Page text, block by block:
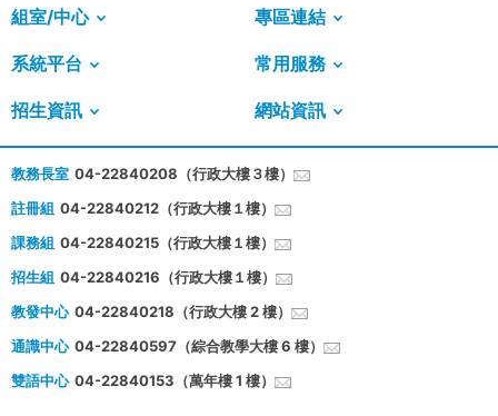
組室/中心 專區連結
系統平台 常用服務
招生資訊 網站資訊
教務長室 04-22840208（行政大樓３樓）
註冊組 04-22840212（行政大樓１樓）
課務組 04-22840215（行政大樓１樓）
招生組 04-22840216（行政大樓１樓）
教發中心 04-22840218（行政大樓 2 樓）
通識中心 04-22840597（綜合教學大樓 6 樓）
雙語中心 04-22840153（萬年樓 1 樓）